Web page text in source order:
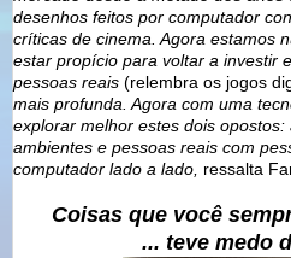
desenhos feitos por computador
críticas de cinema. Agora estamos
estar propício para voltar a investir
pessoas reais (relembra os jogos
mais profunda. Agora com uma
explorar melhor estes dois opostos:
ambientes e pessoas reais com
computador lado a lado, ressalta
Coisas que você
... teve medo